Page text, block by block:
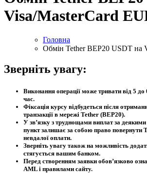
Visa/MasterCard
Головна
Обмін Tether BEP20 USDT на
Зверніть увагу:
Виконання операції може тривати від 5
час.
Фіксація курсу відбудеться після
транзакції в мережі Tether (BEP20).
У зв’язку з труднощами виплат за
пункт залишає за собою право повернути
невдалої оплати.
Зверніть увагу також на можливість
стягується вашим банком.
Перед створенням заявки обов’язково
AML і правилами сайту.